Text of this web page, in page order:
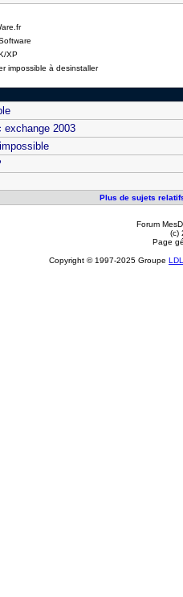
XP
impossible à desinstaller
exchange 2003
Plus de sujets
Forum
(c)
Page
Copyright © 1997-2025 Groupe